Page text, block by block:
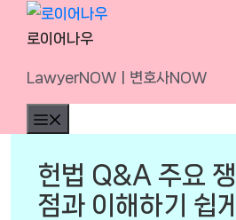
Skip
로이어나우
LawyerNOWㅣ변호사NOW
헌법 Q&A 주요 쟁
점과 이해하기 쉽게